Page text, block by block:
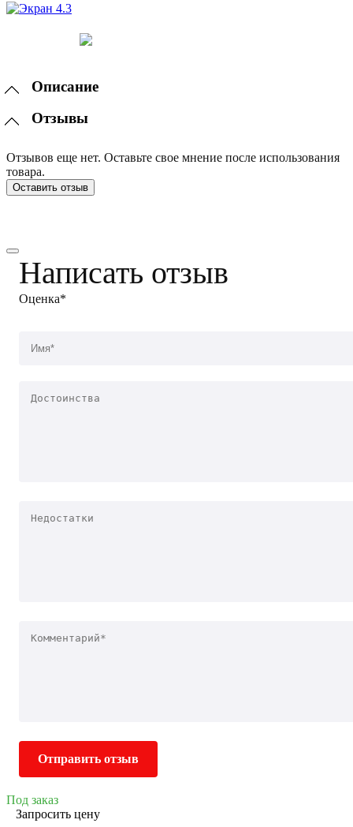
Описание
Отзывы
Отзывов еще нет. Оставьте свое мнение после использования
товара.
Оставить отзыв
Написать отзыв
Оценка*
Отправить отзыв
Под заказ
Запросить цену